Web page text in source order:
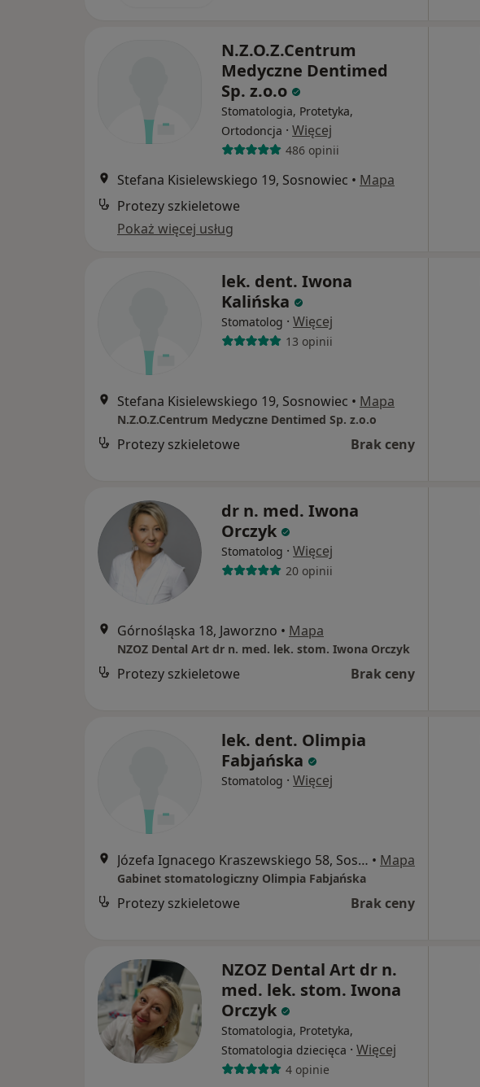
N.Z.O.Z.Centrum
Medyczne Dentimed
Sp. z.o.o
Stomatologia, Protetyka,
Ortodoncja · Więcej
486 opinii
Stefana Kisielewskiego 19, Sosnowiec • Mapa
Protezy szkieletowe
Pokaż więcej usług
lek. dent. Iwona
Kalińska
Stomatolog · Więcej
13 opinii
Stefana Kisielewskiego 19, Sosnowiec • Mapa
N.Z.O.Z.Centrum Medyczne Dentimed Sp. z.o.o
Protezy szkieletowe Brak ceny
dr n. med. Iwona
Orczyk
Stomatolog · Więcej
20 opinii
Górnośląska 18, Jaworzno • Mapa
NZOZ Dental Art dr n. med. lek. stom. Iwona Orczyk
Protezy szkieletowe Brak ceny
lek. dent. Olimpia
Fabjańska
Stomatolog · Więcej
Józefa Ignacego Kraszewskiego 58, Sosnowiec • Mapa
Gabinet stomatologiczny Olimpia Fabjańska
Protezy szkieletowe Brak ceny
NZOZ Dental Art dr n.
med. lek. stom. Iwona
Orczyk
Stomatologia, Protetyka,
Stomatologia dziecięca · Więcej
4 opinie